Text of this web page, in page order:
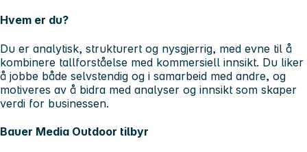
Hvem er du?
Du er analytisk, strukturert og nysgjerrig, med evne til å
kombinere tallforståelse med kommersiell innsikt. Du liker
å jobbe både selvstendig og i samarbeid med andre, og
motiveres av å bidra med analyser og innsikt som skaper
verdi for businessen.
Bauer Media Outdoor tilbyr